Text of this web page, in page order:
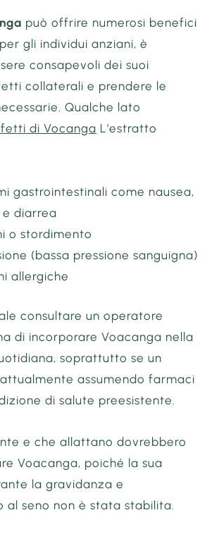
può offrire numerosi benefici
gli individui anziani, è
consapevoli dei suoi
collaterali e prendere le
Qualche lato
di Vocanga L’estratto
gastrointestinali come nausea,
diarrea
o stordimento
(bassa pressione sanguigna)
allergiche
consultare un operatore
di incorporare Voacanga nella
soprattutto se un
assumendo farmaci
di salute preesistente.
e che allattano dovrebbero
Voacanga, poiché la sua
la gravidanza e
al seno non è stata stabilita.